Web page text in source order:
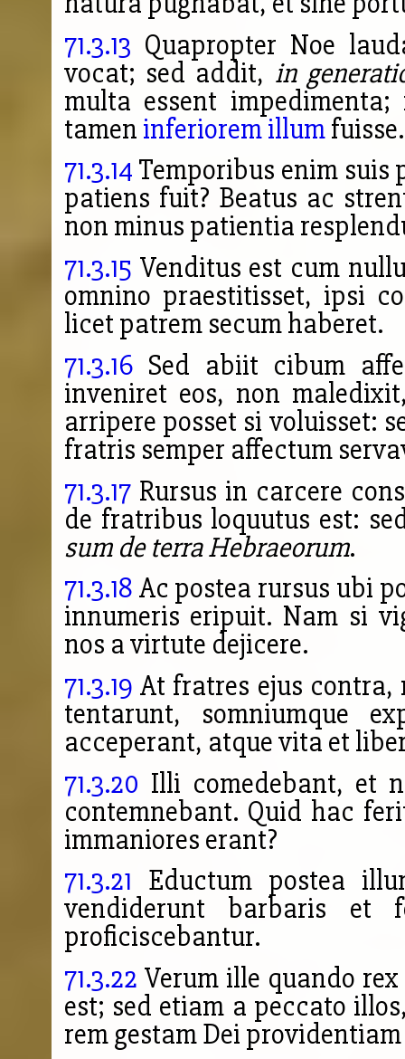
71.3.13 Quapropter Noe
vocat; sed addit, in
multa essent
tamen inferiorem illumfuisse.
71.3.14 Temporibus enim suis
patiens fuit? Beatus ac
non minus patientia
71.3.15 Venditus est cum
omnino praestitisset, ipsi
licet patrem secum haberet.
71.3.16 Sed abiit cibum
inveniret eos, non
arripere posset si voluisset:
fratris semper affectum
71.3.17Rursus in carcere
de fratribus loquutus est:
sum de terra Hebraeorum.
71.3.18 Ac postea rursus ubi
innumeris eripuit. Nam si
nos a virtute dejicere.
71.3.19 At fratres ejus contra,
tentarunt, somniumque
acceperant, atque vita et
71.3.20 Illi comedebant, et
contemnebant. Quid hac
immaniores erant?
71.3.21 Eductum postea
vendiderunt barbaris et
proficiscebantur.
71.3.22 Verum ille quando
est; sed etiam a peccato
rem gestam Dei